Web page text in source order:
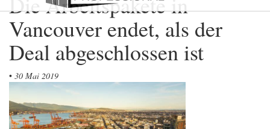
Vancouver endet, als der
Deal abgeschlossen ist
• 30 Mai 2019